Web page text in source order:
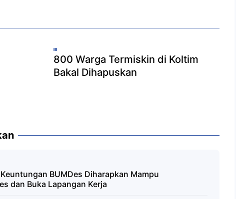
800 Warga Termiskin di Koltim
Bakal Dihapuskan
BUMDes Diharapkan Mampu
dan Buka Lapangan Kerja